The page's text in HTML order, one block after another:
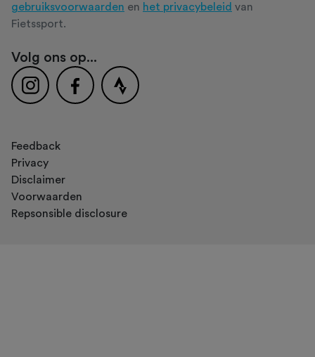
gebruiksvoorwaarden en het privacybeleid van
Fietssport.
Volg ons op...
Feedback
Privacy
Disclaimer
Voorwaarden
Repsonsible disclosure